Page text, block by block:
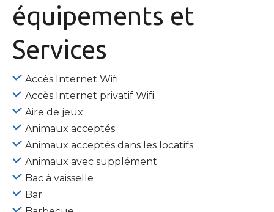
équipements et
Services
Accès Internet Wifi
Accès Internet privatif Wifi
Aire de jeux
Animaux acceptés
Animaux acceptés dans les locatifs
Animaux avec supplément
Bac à vaisselle
Bar